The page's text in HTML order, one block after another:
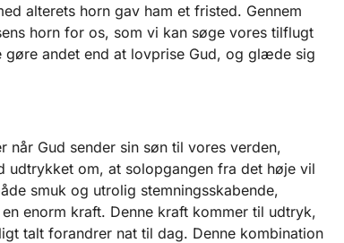
alterets horn gav ham et fristed. Gennem
horn for os, som vi kan søge vores tilflugt
andet end at lovprise Gud, og glæde sig
når Gud sender sin søn til vores verden,
udtrykket om, at solopgangen fra det høje vil
smuk og utrolig stemningsskabende,
enorm kraft. Denne kraft kommer til udtryk,
talt forandrer nat til dag. Denne kombination